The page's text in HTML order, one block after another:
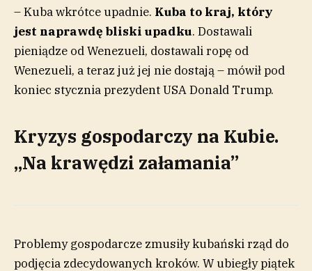
– Kuba wkrótce upadnie. Kuba to kraj, który
jest naprawdę bliski upadku. Dostawali
pieniądze od Wenezueli, dostawali ropę od
Wenezueli, a teraz już jej nie dostają – mówił pod
koniec stycznia prezydent USA Donald Trump.
Kryzys gospodarczy na Kubie.
„Na krawędzi załamania”
Problemy gospodarcze zmusiły kubański rząd do
podjęcia zdecydowanych kroków. W ubiegły piątek